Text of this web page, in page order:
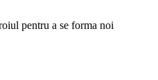
pentru a se forma noi